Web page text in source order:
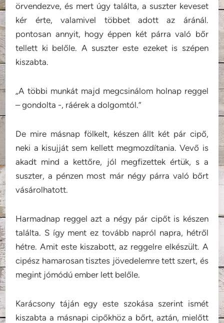
örvendezve, és mert úgy találta, a suszter keveset
kér érte, valamivel többet adott az áránál.
pontosan annyit, hogy éppen két párra való bőr
tellett ki belőle. A suszter este ezeket is szépen
kiszabta.
„A többi munkát majd megcsinálom holnap reggel
– gondolta -, ráérek a dolgomtól.”
De mire másnap fölkelt, készen állt két pár cipő,
neki a kisujját sem kellett megmozdítania. Vevő is
akadt mind a kettőre, jól megfizettek értük, s a
suszter, a pénzen most már négy párra való bőrt
vásárolhatott.
Harmadnap reggel azt a négy pár cipőt is készen
találta. S így ment ez tovább napról napra, hétről
hétre. Amit este kiszabott, az reggelre elkészült. A
cipész hamarosan tisztes jövedelemre tett szert, és
megint jómódú ember lett belőle.
Karácsony táján egy este szokása szerint ismét
kiszabta a másnapi cipőkhöz a bőrt, aztán, mielőtt